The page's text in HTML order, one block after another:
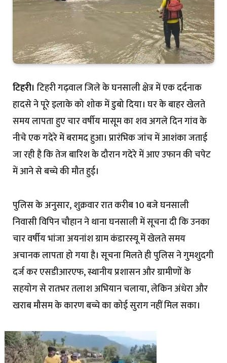
टिहरी। टिहरी गढ़वाल जिले के घनसाली क्षेत्र में एक दर्दनाक
हादसे ने पूरे इलाके को शोक में डुबो दिया। घर के बाहर खेलते
समय लापता हुए चार वर्षीय मासूम का शव अगले दिन गांव के
नीचे एक गदेरे में बरामद हुआ। प्रारंभिक जांच में आशंका जताई
जा रही है कि तेज बारिश के दौरान गदेरे में आए उफान की चपेट
में आने से बच्चे की मौत हुई।
पुलिस के अनुसार, शुक्रवार रात करीब 10 बजे घनसाली
निवासी विपिन चौहान ने थाना घनसाली में सूचना दी कि उनका
चार वर्षीय भांजा अयनांश ग्राम कंडारस्यू में खेलते समय
अचानक लापता हो गया है। सूचना मिलते ही पुलिस ने गुमशुदगी
दर्ज कर एसडीआरएफ, स्थानीय प्रशासन और ग्रामीणों के
सहयोग से रातभर तलाश अभियान चलाया, लेकिन अंधेरा और
खराब मौसम के कारण बच्चे का कोई सुराग नहीं मिल सका।